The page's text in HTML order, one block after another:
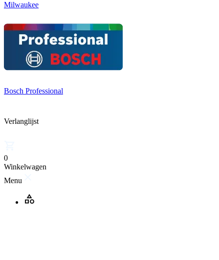
Milwaukee
Bosch Professional
Verlanglijst
0
Winkelwagen
Menu